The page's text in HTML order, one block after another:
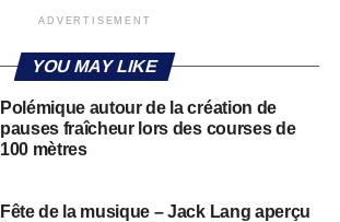
ADVERTISEMENT
YOU MAY LIKE
Polémique autour de la création de
pauses fraîcheur lors des courses de
100 mètres
Fête de la musique – Jack Lang aperçu